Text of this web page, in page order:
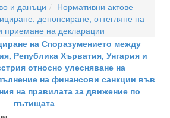
и данъци
Нормативни актове
денонсиране, оттегляне на
приемане на декларации
на Споразумението между
Република Хърватия, Унгария и
относно улесняване на
на финансови санкции във
на правилата за движение по
пътищата